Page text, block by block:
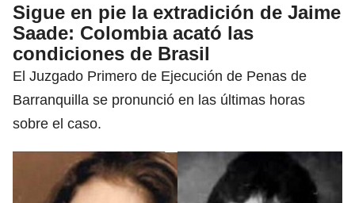
Sigue en pie la extradición de Jaime
Saade: Colombia acató las
condiciones de Brasil
El Juzgado Primero de Ejecución de Penas de
Barranquilla se pronunció en las últimas horas
sobre el caso.